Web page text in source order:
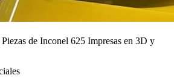
de Inconel 625 Impresas en 3D y